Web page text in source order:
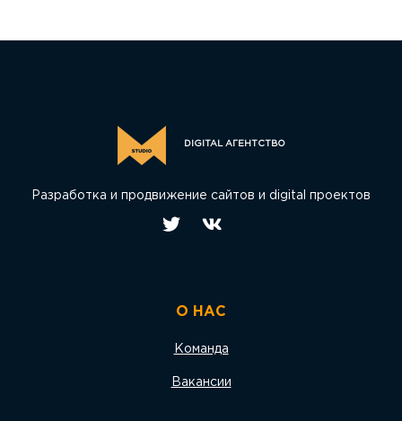
DIGITAL АГЕНТСТВО
Разработка и продвижение сайтов и digital проектов
О НАС
Команда
Вакансии